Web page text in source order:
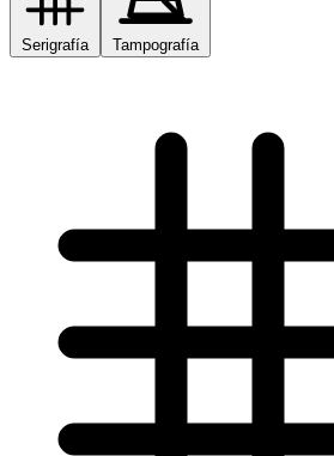
Serigrafía Tampografía